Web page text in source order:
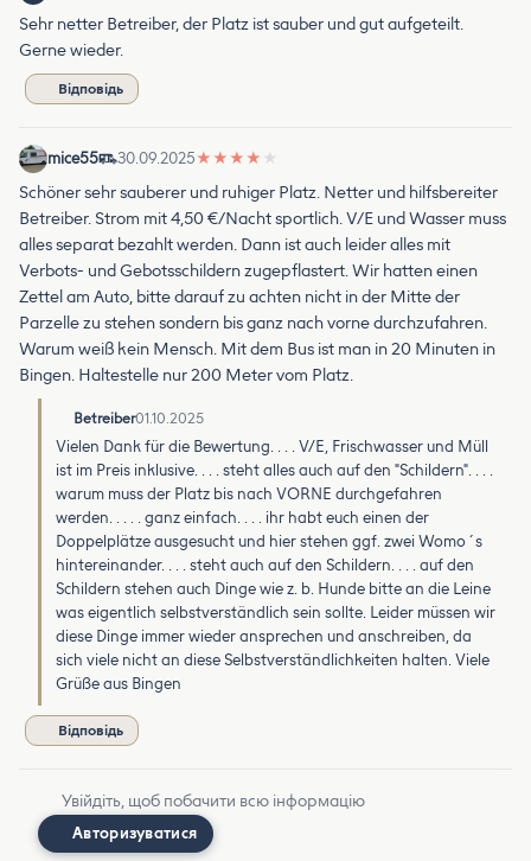
Sehr netter Betreiber, der Platz ist sauber und gut aufgeteilt.
Gerne wieder.
Відповідь
mice55 30.09.2025★ ★ ★ ★ ★
Schöner sehr sauberer und ruhiger Platz. Netter und hilfsbereiter
Betreiber. Strom mit 4,50 €/Nacht sportlich. V/E und Wasser muss
alles separat bezahlt werden. Dann ist auch leider alles mit
Verbots- und Gebotsschildern zugepflastert. Wir hatten einen
Zettel am Auto, bitte darauf zu achten nicht in der Mitte der
Parzelle zu stehen sondern bis ganz nach vorne durchzufahren.
Warum weiß kein Mensch. Mit dem Bus ist man in 20 Minuten in
Bingen. Haltestelle nur 200 Meter vom Platz.
Betreiber01.10.2025
Vielen Dank für die Bewertung. . . . V/E, Frischwasser und Müll
ist im Preis inklusive. . . . steht alles auch auf den "Schildern". . . .
warum muss der Platz bis nach VORNE durchgefahren
werden. . . . . ganz einfach. . . . ihr habt euch einen der
Doppelplätze ausgesucht und hier stehen ggf. zwei Womo´s
hintereinander. . . . steht auch auf den Schildern. . . . auf den
Schildern stehen auch Dinge wie z. b. Hunde bitte an die Leine
was eigentlich selbstverständlich sein sollte. Leider müssen wir
diese Dinge immer wieder ansprechen und anschreiben, da
sich viele nicht an diese Selbstverständlichkeiten halten. Viele
Grüße aus Bingen
Відповідь
Увійдіть, щоб побачити всю інформацію
Авторизуватися